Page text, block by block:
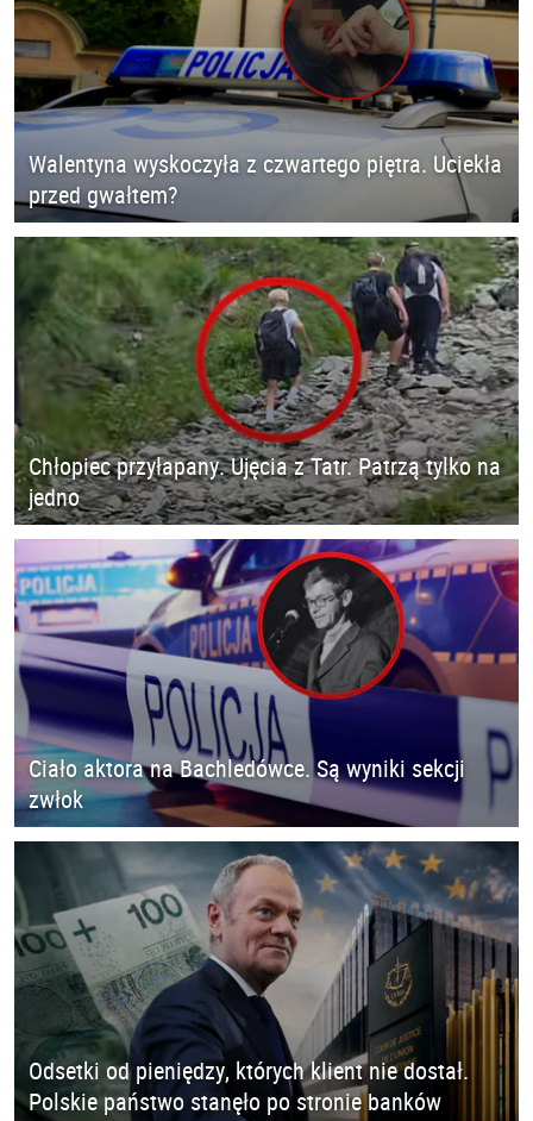
Walentyna wyskoczyła z czwartego piętra. Uciekła
przed gwałtem?
Chłopiec przyłapany. Ujęcia z Tatr. Patrzą tylko na
jedno
Ciało aktora na Bachledówce. Są wyniki sekcji
zwłok
Odsetki od pieniędzy, których klient nie dostał.
Polskie państwo stanęło po stronie banków